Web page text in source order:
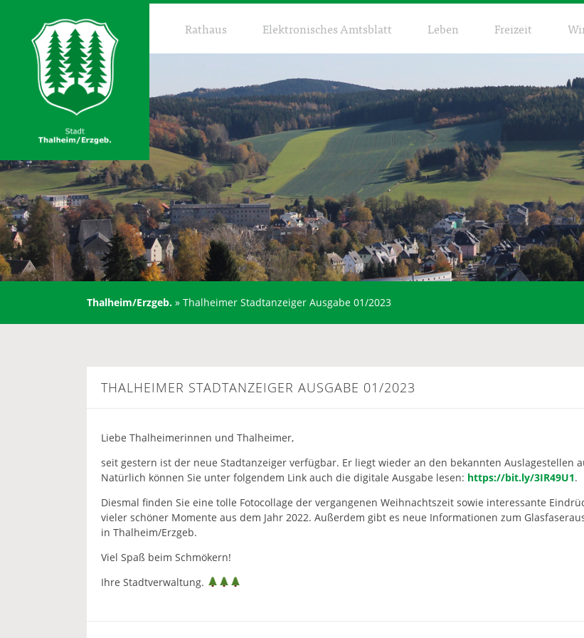
Rathaus Elektronisches Amtsblatt Leben Freizeit
Thalheim/Erzgeb. » Thalheimer Stadtanzeiger Ausgabe 01/2023
THALHEIMER STADTANZEIGER AUSGABE 01/2023
Liebe Thalheimerinnen und Thalheimer,
seit gestern ist der neue Stadtanzeiger verfügbar. Er liegt wieder an den bekannten Auslagestellen
Natürlich können Sie unter folgendem Link auch die digitale Ausgabe lesen: https://bit.ly/3IR49U1.
Diesmal finden Sie eine tolle Fotocollage der vergangenen Weihnachtszeit sowie interessante
vieler schöner Momente aus dem Jahr 2022. Außerdem gibt es neue Informationen zum
in Thalheim/Erzgeb.
Viel Spaß beim Schmökern!
Ihre Stadtverwaltung.